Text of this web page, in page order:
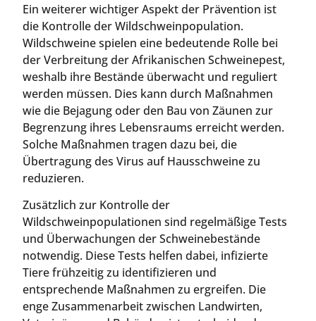
Ein weiterer wichtiger Aspekt der Prävention ist
die Kontrolle der Wildschweinpopulation.
Wildschweine spielen eine bedeutende Rolle bei
der Verbreitung der Afrikanischen Schweinepest,
weshalb ihre Bestände überwacht und reguliert
werden müssen. Dies kann durch Maßnahmen
wie die Bejagung oder den Bau von Zäunen zur
Begrenzung ihres Lebensraums erreicht werden.
Solche Maßnahmen tragen dazu bei, die
Übertragung des Virus auf Hausschweine zu
reduzieren.
Zusätzlich zur Kontrolle der
Wildschweinpopulationen sind regelmäßige Tests
und Überwachungen der Schweinebestände
notwendig. Diese Tests helfen dabei, infizierte
Tiere frühzeitig zu identifizieren und
entsprechende Maßnahmen zu ergreifen. Die
enge Zusammenarbeit zwischen Landwirten,